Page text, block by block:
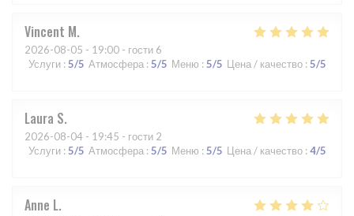
Vincent M
2026-08-05 - 19:00 - гости 6
Услуги : 5/5 Атмосфера : 5/5 Меню : 5/5 Цена / качество : 5/5
Laura S
2026-08-04 - 19:45 - гости 2
Услуги : 5/5 Атмосфера : 5/5 Меню : 5/5 Цена / качество : 4/5
Anne L